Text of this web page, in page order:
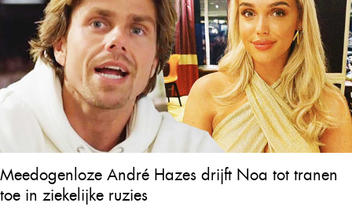
Meedogenloze André Hazes drijft Noa tot tranen
toe in ziekelijke ruzies